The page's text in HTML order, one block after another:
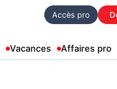
Accès pro
Vacances Affaires pro